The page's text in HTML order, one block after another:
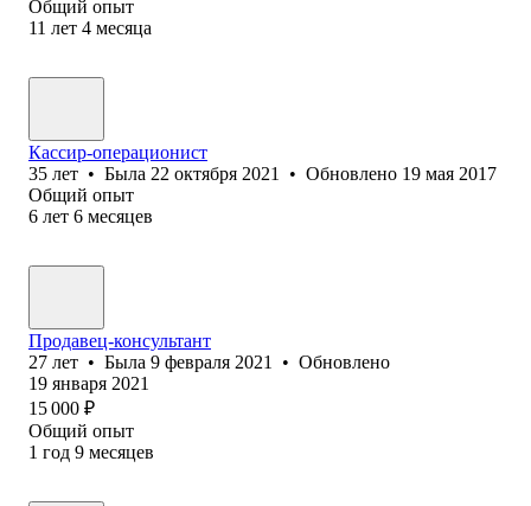
Общий опыт
11 лет 4 месяца
Кассир-операционист
35 лет • Была 22 октября 2021 • Обновлено 19 мая 2017
Общий опыт
6 лет 6 месяцев
Продавец-консультант
27 лет • Была 9 февраля 2021 • Обновлено
19 января 2021
15 000 ₽
Общий опыт
1 год 9 месяцев